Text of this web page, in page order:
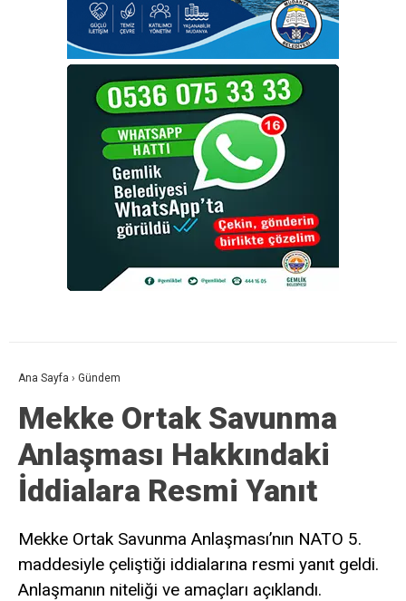
Ana Sayfa › Gündem
Mekke Ortak Savunma
Anlaşması Hakkındaki
İddialara Resmi Yanıt
Mekke Ortak Savunma Anlaşması’nın NATO 5.
maddesiyle çeliştiği iddialarına resmi yanıt geldi.
Anlaşmanın niteliği ve amaçları açıklandı.